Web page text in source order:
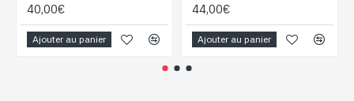
40,00€
Ajouter au panier
44,00€
Ajouter au panier